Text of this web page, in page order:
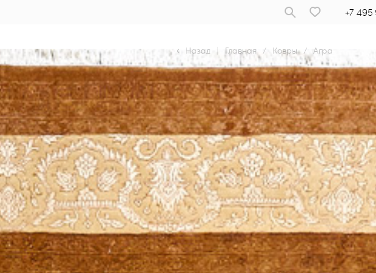
+7
Назад | Главная / Ковры / Агра